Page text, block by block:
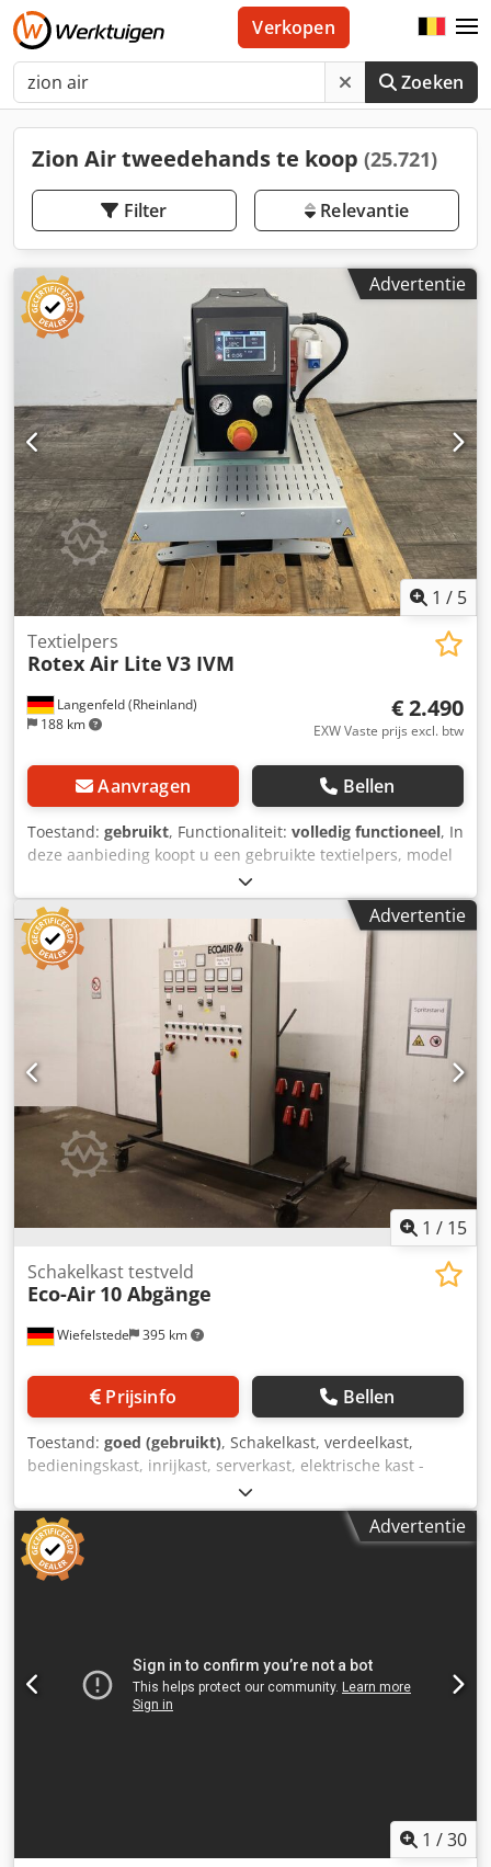
Zoeken
Verkopen
Zion Air tweedehands te koop (25.721)
Filter Relevantie
Advertentie
1 / 5
Langenfeld (Rheinland)
188 km
Textielpers
Rotex Air Lite V3 IVM
€ 2.490
EXW Vaste prijs excl. btw
Aanvragen Bellen
Toestand: gebruikt, Functionaliteit: volledig functioneel, In
deze aanbieding koopt u een gebruikte textielpers, model
"Rotex Air Lite V3 IVM". Het betreft: 1x Rotex Air Lite V3 IVM
Staat: Dit is een gebruikte machine die mogelijk
gebruikssporen vertoont (kleine krassen of verkleuringen).
De machine is getest en functioneert naar behoren.
Verpakking en verzending: U kunt de machine tijdens onze
openingstijden komen bekijken. Maak hiervoor een
afspraak! Een zeewaardige verpakking en wereldwijde
verzending zijn op aanvraag mogelijk. Crjdpfx Amezpw E
Ho Esf Voor verzending of aflevering wordt een functionele
test op video vastgelegd. Voor meer informatie kunt u
uiteraard ook persoonlijk contact met ons opnemen.
Advertentie
1 / 15
Wiefelstede 395 km
Schakelkast testveld
Eco-Air 10 Abgänge
Prijsinfo Bellen
Toestand: goed (gebruikt), Schakelkast, verdeelkast,
bedieningskast, inrijkast, serverkast, elektrische kast -
Fabrikant: Ecoair, schakelkast met testveld op een mobiel
onderstel -Type: 10 uitgangen Cjdpfjzrufvex Am Ejrf -
Schakelvermogen: uitgang 1-5 max. 11 kVA / uitgang 6-10
max. 7 kVA -Uitvoering: zie foto's -Afmetingen:
2075/1000/H2150 mm -Gewicht: 373 kg
Advertentie
1 /30